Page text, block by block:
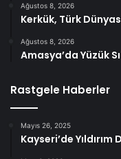
Ağustos 8, 2026
Kerkük, Türk
Ağustos 8, 2026
Amasya’da Yüzük
Rastgele Haberler
Mayıs 26, 2025
Kayseri’de